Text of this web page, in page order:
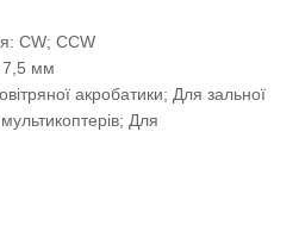
CW; CCW
7,5 мм
акробатики; Для зальної
Для